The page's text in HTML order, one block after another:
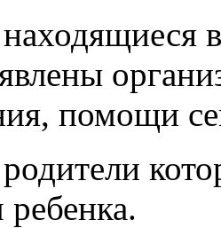
помощи